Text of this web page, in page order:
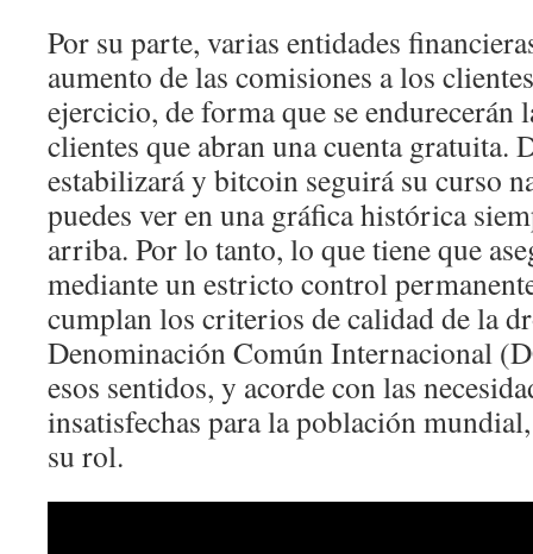
Por su parte, varias entidades
aumento de las comisiones a los
ejercicio, de forma que se endurecerán
clientes que abran una cuenta gratuita.
estabilizará y bitcoin seguirá su curso
puedes ver en una gráfica histórica
arriba. Por lo tanto, lo que tiene que
mediante un estricto control
cumplan los criterios de calidad de la
Denominación Común Internacional
esos sentidos, y acorde con las
insatisfechas para la población
su rol.